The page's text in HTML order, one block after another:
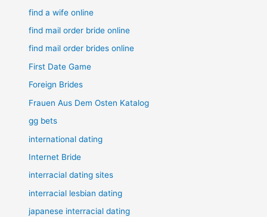
find a wife online
find mail order bride online
find mail order brides online
First Date Game
Foreign Brides
Frauen Aus Dem Osten Katalog
gg bets
international dating
Internet Bride
interracial dating sites
interracial lesbian dating
japanese interracial dating